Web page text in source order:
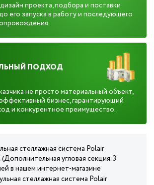
проекта, подбора и поставки
его запуска в работу и последующего
ПОДХОД
не просто материальный объект,
бизнес, гарантирующий
и конкурентное преимущество.
стеллажная система Polair
угловая секция. 3
в нашем интернет-магазине
стеллажная система Polair